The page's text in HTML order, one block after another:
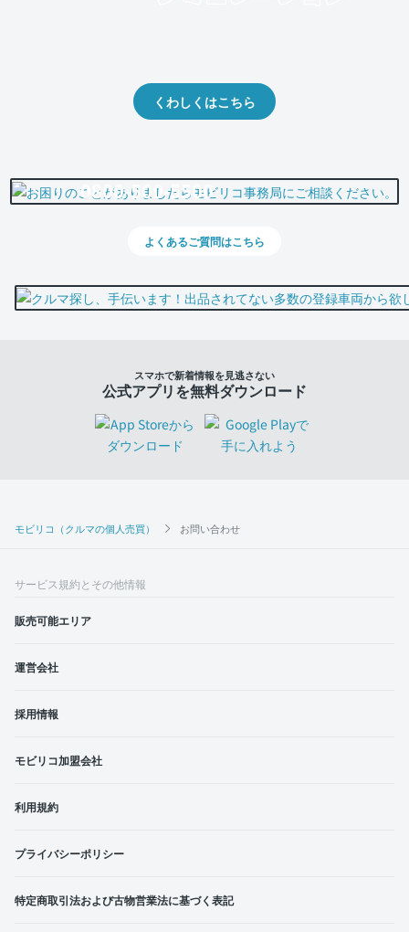
モビリコ（クルマの個人売買） お問い合わせ
くわしくはこちら
0800-500-5500
よくあるご質問はこちら
スマホで新着情報を見逃さない
公式アプリを無料ダウンロード
サービス規約とその他情報
販売可能エリア
運営会社
採用情報
モビリコ加盟会社
利用規約
プライバシーポリシー
特定商取引法および古物営業法に基づく表記